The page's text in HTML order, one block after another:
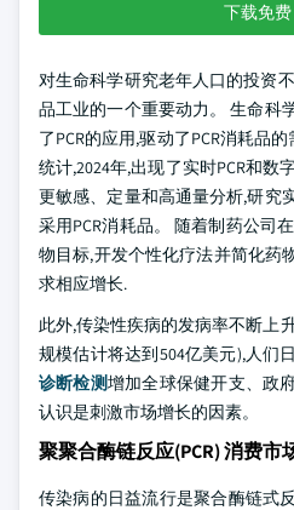
下载免费
对生命科学研究老年人口的投资
品工业的一个重要动力。 生命科
了PCR的应用,驱动了PCR消耗品
统计,2024年,出现了实时PCR和数
更敏感、定量和高通量分析,研究
采用PCR消耗品。 随着制药公司
物目标,开发个性化疗法并简化药
求相应增长.
此外,传染性疾病的发病率不断上
规模估计将达到504亿美元),人们
诊断检测增加全球保健开支、政
认识是刺激市场增长的因素。
聚聚合酶链反应(PCR) 消费市
传染病的日益流行是聚合酶链式